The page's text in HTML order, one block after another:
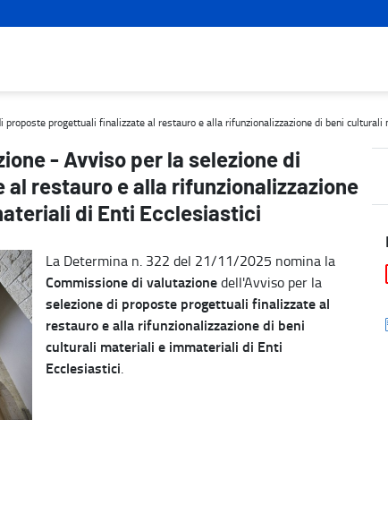
progettuali finalizzate al restauro e alla
progettuali finalizzate al restauro e alla rifunzionalizzazione di beni
- Avviso per la selezione di
restauro e alla rifunzionalizzazione
di Enti Ecclesiastici
La Determina n. 322 del 21/11/2025 nomina la
Commissione di valutazionedell'Avviso per la
selezione di proposte progettuali finalizzate al
restauro e alla rifunzionalizzazione di beni
culturali materiali e immateriali di Enti
Ecclesiastici.